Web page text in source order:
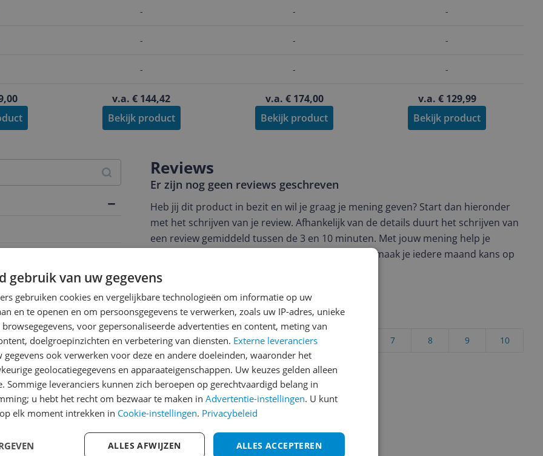
-
-
-
v.a. € 144,42
Bekijk product
-
-
-
v.a. € 174,00
Bekijk product
-
-
-
v.a. € 129,99
Bekijk product
Studio
Studio. Deze
maakt jouw muzikale
naadloos, ondersteund
met al jouw apparaten.
van 40
detail tot leven
Reviews
Er zijn nog geen reviews geschreven
Heb jij dit product in bezit en wil je graag je mening geven? Start dan hieronder
met het schrijven van je review. Afhankelijk van de details duurt het schrijven van
een review gemiddeld tussen de 3 en 10 minuten. Met jouw mening help je
andere bezoekers een betere keuze te maken én maak je iedere maand kans op
Cijfer
Welk cijfer geef jij dit product?
10
9
8
7
5
4
3
2
1
gebruik van uw gegevens
gebruiken cookies en vergelijkbare technologieën om informatie op uw
en te openen en om persoonsgegevens te verwerken, zoals uw IP-adres, unieke
voor gepersonaliseerde advertenties en content, meting van
doelgroepinzichten en verbetering van diensten. Externe leveranciers
gegevens ook verwerken voor deze en andere doeleinden, waaronder het
geolocatiegegevens en apparaateigenschappen. Uw keuzes gelden alleen
Sommige leveranciers kunnen zich beroepen op gerechtvaardigd belang in
u hebt het recht om bezwaar te maken in Advertentie-instellingen. U kunt
elk moment intrekken in Cookie-instellingen. Privacybeleid
ALLES ACCEPTEREN
ALLES AFWIJZEN